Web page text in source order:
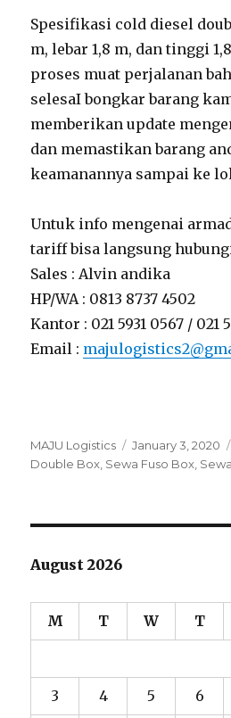
Spesifikasi cold diesel
m, lebar 1,8 m, dan tinggi
proses muat perjalanan
selesaI bongkar barang
memberikan update
dan memastikan barang
keamanannya sampai ke
Untuk info mengenai
tariff bisa langsung
Sales : Alvin andika
HP/WA : 0813 8737 4502
Kantor : 021 5931 0567 / 021
Email : majulogistics2
Author
MAJU Logistics
Posted
on
January 3, 2020
Double Box Sewa Fuso Box
August 2026
M T W T
3 4 5 6